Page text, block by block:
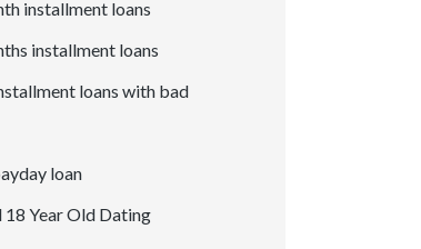
installment loans
installment loans
loans with bad
loan
18 Year Old Dating